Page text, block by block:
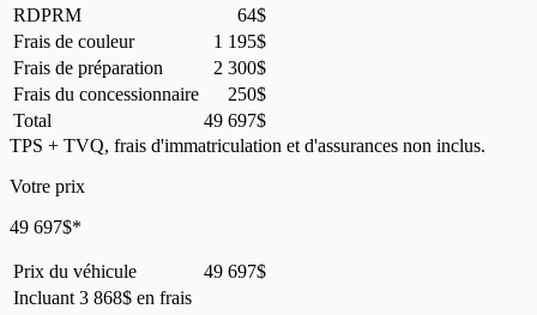
RDPRM
64$
Frais de couleur
1 195$
Frais de préparation
2 300$
Frais du concessionnaire
250$
Total
49 697$
TPS + TVQ, frais d'immatriculation et d'assurances non inclus.
Votre prix
49 697$*
Prix du véhicule 49 697$
Incluant 3 868$ en frais